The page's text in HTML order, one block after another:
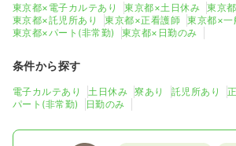
日勤のみ（常勤）
給与 24.0万円/月 賞与2回
時間 8:30～17:30
土日祝休み
月給33万円以上可
東京都×電子カルテあり 東京都×土日休み
東京
東京都×託児所あり
東京都×正看護師
東京都×一
東京都×パート(非常勤)
東京都×日勤のみ
条件から探す
電子カルテあり 土日休み 寮あり 託児所あり
パート(非常勤)
日勤のみ